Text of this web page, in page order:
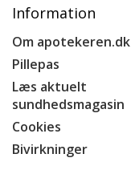
Information
Om apotekeren.dk
Pillepas
Læs aktuelt
sundhedsmagasin
Cookies
Bivirkninger